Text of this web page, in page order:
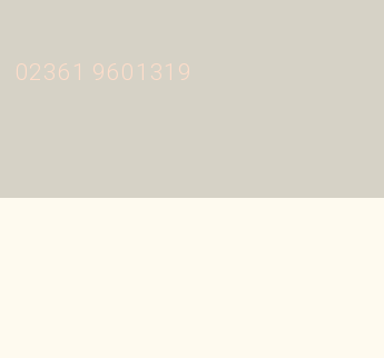
02361 9601319